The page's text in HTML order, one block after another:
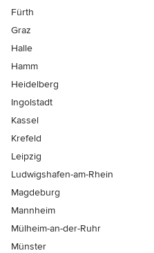
Fürth
Graz
Halle
Hamm
Heidelberg
Ingolstadt
Kassel
Krefeld
Leipzig
Ludwigshafen-am-Rhein
Magdeburg
Mannheim
Mülheim-an-der-Ruhr
Münster